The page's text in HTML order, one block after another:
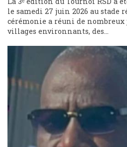
le samedi 27 juin 2026 au stade
cérémonie a réuni de nombreux
villages environnants, des...